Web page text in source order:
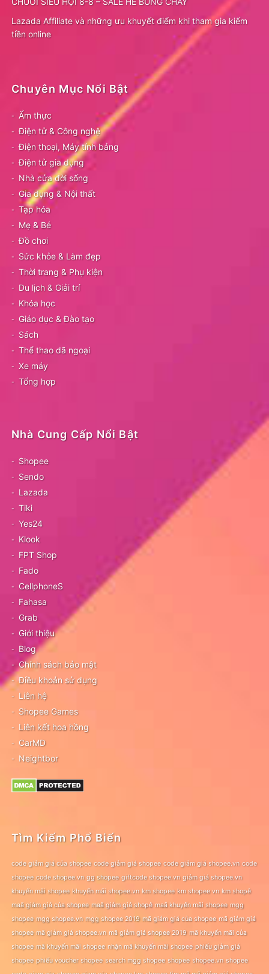
Lazada Affiliate và những ưu khuyết điểm khi tham gia kiếm
tiền online
Chuyên Mục Nổi Bật
Ẩm thực
Điện tử & Công nghệ
Điện thoại, Máy tính bảng
Điện tử gia dụng
Nhà cửa đời sống
Gia dụng & Nội thất
Tạp hóa
Mẹ & Bé
Đồ chơi
Sức khỏe & Làm đẹp
Thời trang & Phụ kiện
Du lịch & Giải trí
Khóa học
Giáo dục & Đào tạo
Sách
Thể thao dã ngoại
Xe máy
Tổng hợp
Nhà Cung Cấp Nổi Bật
Shopee
Sendo
Lazada
Tiki
Yes24
Klook
FPT Shop
Fado
CellphoneS
Fahasa
Grab
Giới thiệu
Blog
Chính sách bảo mật
Điều khoản sử dụng
Liên hệ
Shopee Games
Liên kết hoa hồng
CarMD
Neightbor
Tìm Kiếm Phổ Biến
code giảm giá của shopee code giảm giá shopee code giảm giá shopee.vn code
shopee code shopee.vn gg shopee giftcode shopee.vn giảm giá shopee.vn
khuyến mãi shopee khuyến mãi shopee.vn km shopee km shopee vn km shopê
maã giảm giá của shopee maã giảm giá shopê maã khuyến mãi shopee mgg
shopee mgg shopee.vn mgg shopee 2019 mã giảm giá của shopee mã giảm giá
shopee mã giảm giá shopee.vn mã giảm giá shopee 2019 mã khuyến mãi của
shopee mã khuyến mãi shopee nhận mã khuyến mãi shopee phiếu giảm giá
shopee phiếu voucher shopee search mgg shopee shopee shopee.vn shopee